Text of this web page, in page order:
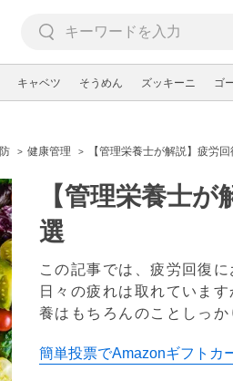
キャベツ そうめん ズッキーニ ゴ
健康管理 【管理栄養士が解説】疲労
【管理栄養士
選
この記事では、疲労回復
日々の疲れは取れていま
養はもちろんのことしっ
簡単投票でAmazonギフトカ